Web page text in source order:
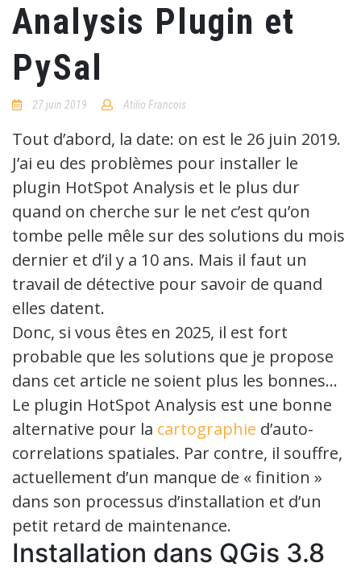
Analysis Plugin et
PySal
27 juin 2019 Atilio Francois
Tout d’abord, la date: on est le 26 juin 2019.
J’ai eu des problèmes pour installer le
plugin HotSpot Analysis et le plus dur
quand on cherche sur le net c’est qu’on
tombe pelle mêle sur des solutions du mois
dernier et d’il y a 10 ans. Mais il faut un
travail de détective pour savoir de quand
elles datent.
Donc, si vous êtes en 2025, il est fort
probable que les solutions que je propose
dans cet article ne soient plus les bonnes…
Le plugin HotSpot Analysis est une bonne
alternative pour la cartographie d’auto-
correlations spatiales. Par contre, il souffre,
actuellement d’un manque de « finition »
dans son processus d’installation et d’un
petit retard de maintenance.
Installation dans QGis 3.8